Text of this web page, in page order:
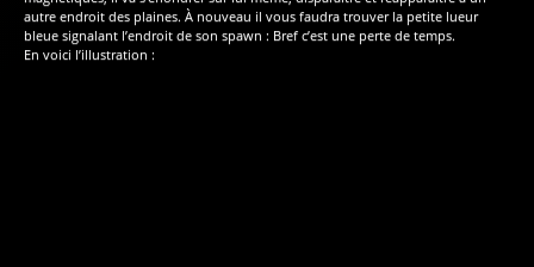
autre endroit des plaines. À nouveau il vous faudra trouver la petite lueur
bleue signalant l’endroit de son spawn : Bref c’est une perte de temps.
En voici l’illustration :